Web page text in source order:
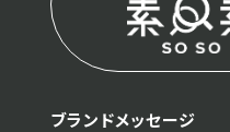
ブランドメッセージ